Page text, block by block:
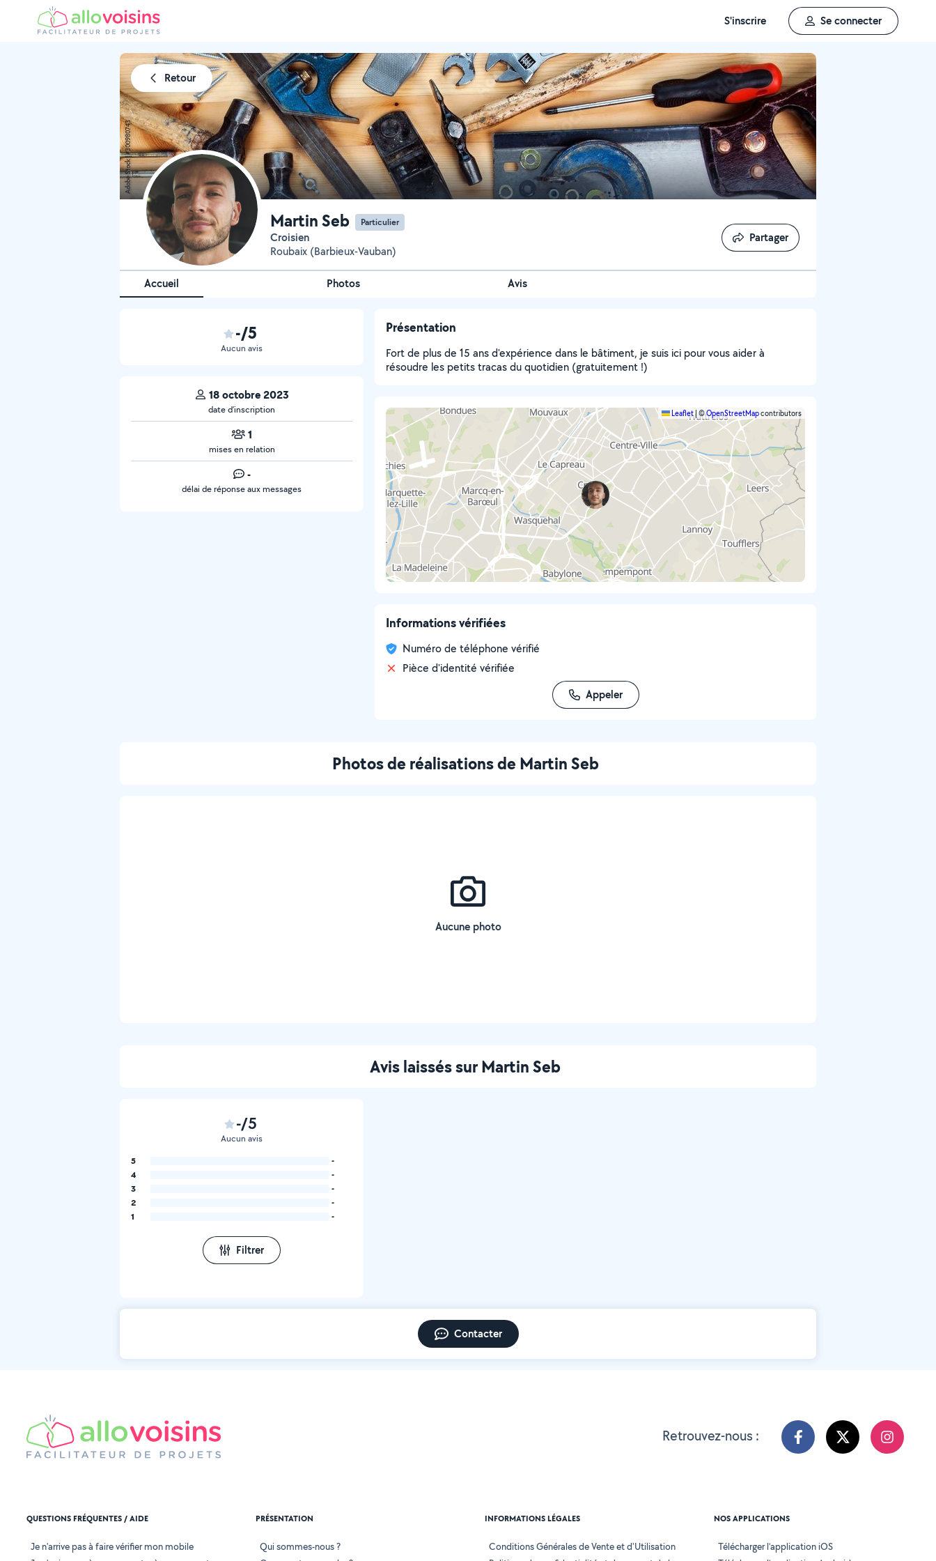
S'inscrire Se connecter
Retour
Martin Seb Particulier
Croisien
Roubaix (Barbieux-Vauban)
Partager
Partager
Accueil Photos Avis
-/5
Aucun avis
18 octobre 2023
date d’inscription
1
mises en relation
-
délai de réponse aux messages
Présentation
Fort de plus de 15 ans d'expérience dans le bâtiment, je suis ici pour vous aider à
résoudre les petits tracas du quotidien (gratuitement !)
Leaflet|©OpenStreetMapcontributors
Informations vérifiées
Numéro de téléphone vérifié
Pièce d'identité vérifiée
Appeler
Photos de réalisations de Martin Seb
Aucune photo
Avis laissés sur Martin Seb
-/5
Aucun avis
5
-
4
-
3
-
2
-
1
-
Filtrer
Contacter
Retrouvez-nous :
QUESTIONS FRÉQUENTES / AIDE
Je n'arrive pas à faire vérifier mon mobile
PRÉSENTATION
Qui sommes-nous ?
INFORMATIONS LÉGALES
Conditions Générales de Vente et d'Utilisation
NOS APPLICATIONS
Télécharger l’application iOS